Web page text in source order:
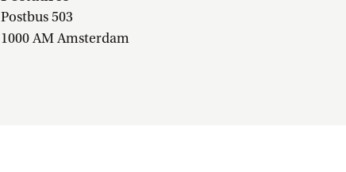
Postbus 503
1000 AM Amsterdam